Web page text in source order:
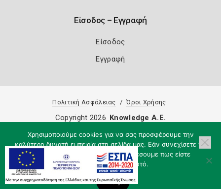
Είσοδος – Εγγραφή
Είσοδος
Εγγραφή
Πολιτική Ασφάλειας Όροι Χρήσης
Χρησιμοποιούμε cookies για να σας προσφέρουμε την
καλύτερη δυνατή εμπειρία στη σελίδα μας. Εάν συνεχίσετε να
χρησιμοποιείτε τη σελίδα, θα υποθέσουμε πως είστε
ικανοποιημένοι με αυτό.
Εντάξει
Copyright 2026 Knowledge A.E.